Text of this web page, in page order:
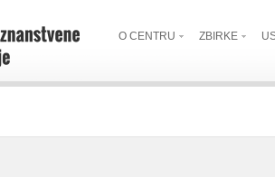
O CENTRU ZBIRKE